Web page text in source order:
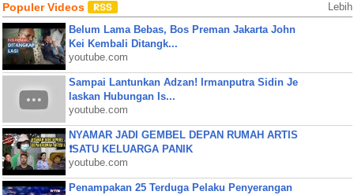
Populer Videos Lebih
Belum Lama Bebas, Bos Preman Jakarta John
Kei Kembali Ditangk...
youtube.com
Sampai Lantunkan Adzan! Irmanputra Sidin Je
laskan Hubungan Is...
youtube.com
NYAMAR JADI GEMBEL DEPAN RUMAH ARTIS
❗SATU KELUARGA PANIK
youtube.com
Penampakan 25 Terduga Pelaku Penyerangan